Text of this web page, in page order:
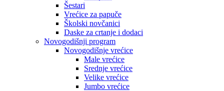
Šestari
Vrećice za papuče
Školski novčanici
Daske za crtanje i dodaci
Novogodišnji program
Novogodišnje vrećice
Male vrećice
Srednje vrećice
Velike vrećice
Jumbo vrećice